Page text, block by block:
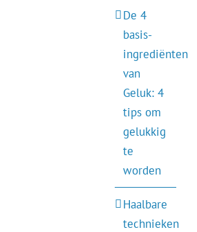
De 4
basis-
ingrediënten
van
Geluk: 4
tips om
gelukkig
te
worden
Haalbare
technieken